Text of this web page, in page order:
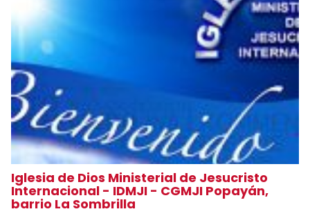
Iglesia de Dios Ministerial de Jesucristo
Internacional - IDMJI - CGMJI Popayán,
barrio La Sombrilla